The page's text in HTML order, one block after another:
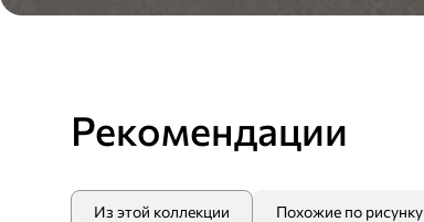
Рекомендации
Из этой коллекции Похожие по рисунку